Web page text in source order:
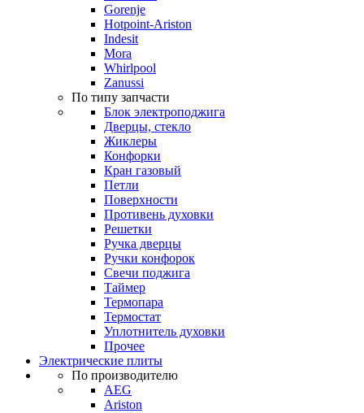
Gorenje
Hotpoint-Ariston
Indesit
Mora
Whirlpool
Zanussi
По типу запчасти
Блок электроподжига
Дверцы, стекло
Жиклеры
Конфорки
Кран газовый
Петли
Поверхности
Противень духовки
Решетки
Ручка дверцы
Ручки конфорок
Свечи поджига
Таймер
Термопара
Термостат
Уплотнитель духовки
Прочее
Электрические плиты
По производителю
AEG
Ariston